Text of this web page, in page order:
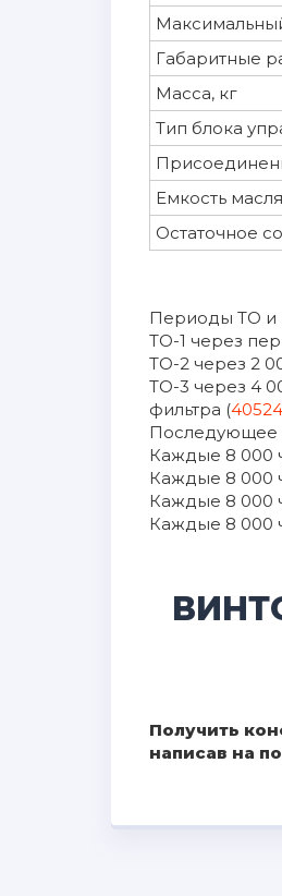
Габаритные
Масса, кг
Тип блока
Емкость
Остаточное
Периоды ТО и
ТО-1 через
ТО-2 через 2
ТО-3 через 4
фильтра (
Последующее
Каждые 8 000
Каждые 8 000
Каждые 8 000
Каждые 8 000
Получить
написав на